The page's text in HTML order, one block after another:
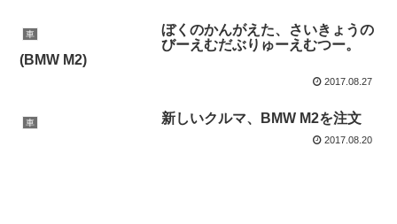
車
ぼくのかんがえた、さいきょうの
びーえむだぶりゅーえむつー。
(BMW M2)
2017.08.27
車 新しいクルマ、BMW M2を注文
2017.08.20